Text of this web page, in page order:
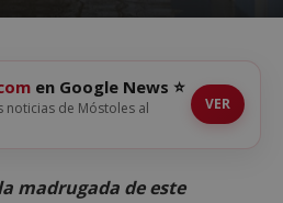
en Google News ⭐
noticias de Móstoles al
VER
madrugada de este